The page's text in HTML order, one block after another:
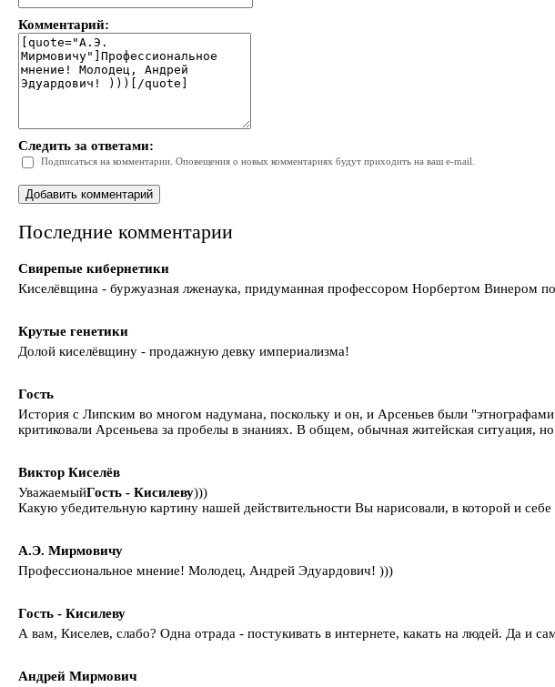
Комментарий:
Следить за ответами:
Подписаться на комментарии. Оповещения о новых комментариях будут приходить на ваш e-mail.
Последние комментарии
Свирепые кибернетики
Киселёвщина - буржуазная лженаука, придуманная профессором Норбертом Винером
Крутые генетики
Долой киселёвщину - продажную девку империализма!
Гость
История с Липским во многом надумана, поскольку и он, и Арсеньев были
критиковали Арсеньева за пробелы в знаниях. В общем, обычная житейская ситуация,
Виктор Киселёв
УважаемыйГость - Кисилеву)))
Какую убедительную картину нашей действительности Вы нарисовали, в которой и
А.Э. Мирмовичу
Профессиональное мнение! Молодец, Андрей Эдуардович! )))
Гость - Кисилеву
А вам, Киселев, слабо? Одна отрада - постукивать в интернете, какать на людей. Да и
Андрей Мирмович